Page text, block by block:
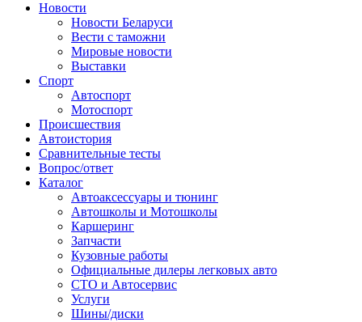
Сайт про автомобили
Новости
Новости Беларуси
Вести с таможни
Мировые новости
Выставки
Спорт
Автоспорт
Мотоспорт
Происшествия
Автоистория
Сравнительные тесты
Вопрос/ответ
Каталог
Автоакcессуары и тюнинг
Автошколы и Мотошколы
Каршеринг
Запчасти
Кузовные работы
Официальные дилеры легковых авто
СТО и Автосервис
Услуги
Шины/диски